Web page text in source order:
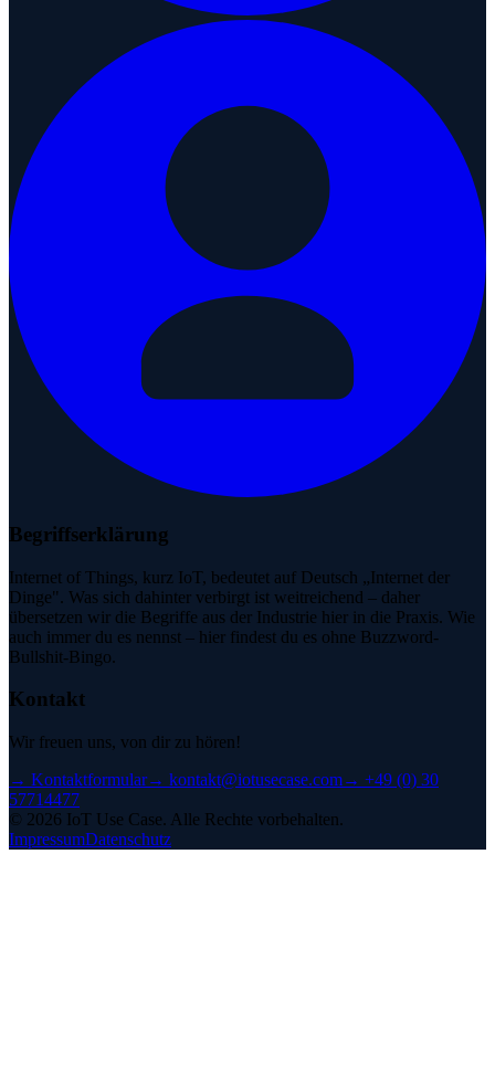
Begriffserklärung
Internet of Things, kurz IoT, bedeutet auf Deutsch „Internet der
Dinge". Was sich dahinter verbirgt ist weitreichend – daher
übersetzen wir die Begriffe aus der Industrie hier in die Praxis. Wie
auch immer du es nennst – hier findest du es ohne Buzzword-
Bullshit-Bingo.
Kontakt
Wir freuen uns, von dir zu hören!
→ Kontaktformular→ kontakt@iotusecase.com→ +49 (0) 30
57714477
© 2026 IoT Use Case. Alle Rechte vorbehalten.
ImpressumDatenschutz